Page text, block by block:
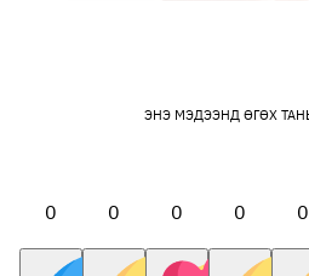
ЭНЭ МЭДЭЭНД ӨГӨХ
0 0 0 0 0